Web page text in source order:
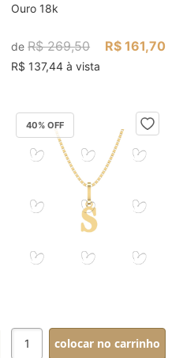
Ouro 18k
deR$ 269,50 R$ 161,70
R$ 137,44 à vista
40% OFF
colocar no carrinho